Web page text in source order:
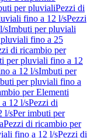
per pluvialiPezzi di
fino a 12 l/sPezzi
sImbuti per pluviali
fino a 25
di ricambio per
per pluviali fino a 12
a 12 l/sImbuti per
per pluviali fino a
per Elementi
12 l/sPezzi di
l/sPer imbuti per
Pezzi di ricambio per
fino a 12 l/sPezzi di